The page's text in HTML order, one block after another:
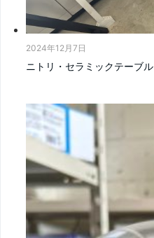
2024年12月7日
ニトリ・セラミックテーブル